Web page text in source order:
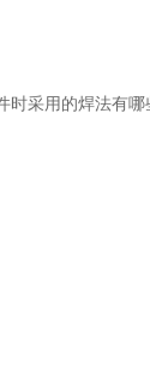
时采用的焊法有哪